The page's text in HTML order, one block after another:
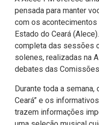
CODINS
Comitê de Gestão
COGE
Comunicação
Coordenadoria do
Alece de Comunicação
Célula de Fotografia
Célula de Assessoria
Comunicação
Célula de Projetos
Coordenadoria de
Corregedoria
Divisas Territoriais do
Comitê de Prevenção
Combate à Violência
Comitê de
Social
Gestão Ambiental
Defensoria Pública do
Departamento de
Defesa Social
Des. Regional,
dricos, Minas e Pesca
Direitos Humanos e
Educação Básica
Fiscalização e Controle
Consultoria Legislativa
Votações Nominais
Medalhas e
Mapa de Leis
Utilidade pública
Políticas Institucionais
pensada para manter
com os
Estado do Ceará
completa das sessões
solenes, realizadas na
debates das
Durante toda a
Ceará” e os
trazem informações